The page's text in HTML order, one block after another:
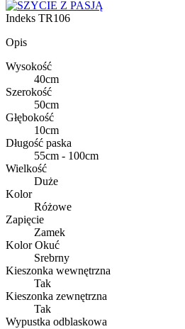
Indeks TR106
Opis
Wysokość
40cm
Szerokość
50cm
Głębokość
10cm
Długość paska
55cm - 100cm
Wielkość
Duże
Kolor
Różowe
Zapięcie
Zamek
Kolor Okuć
Srebrny
Kieszonka wewnętrzna
Tak
Kieszonka zewnętrzna
Tak
Wypustka odblaskowa